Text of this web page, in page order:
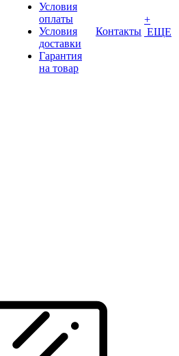
Условия
оплаты
Условия
доставки
Гарантия
на товар
Контакты
+
ЕЩЕ